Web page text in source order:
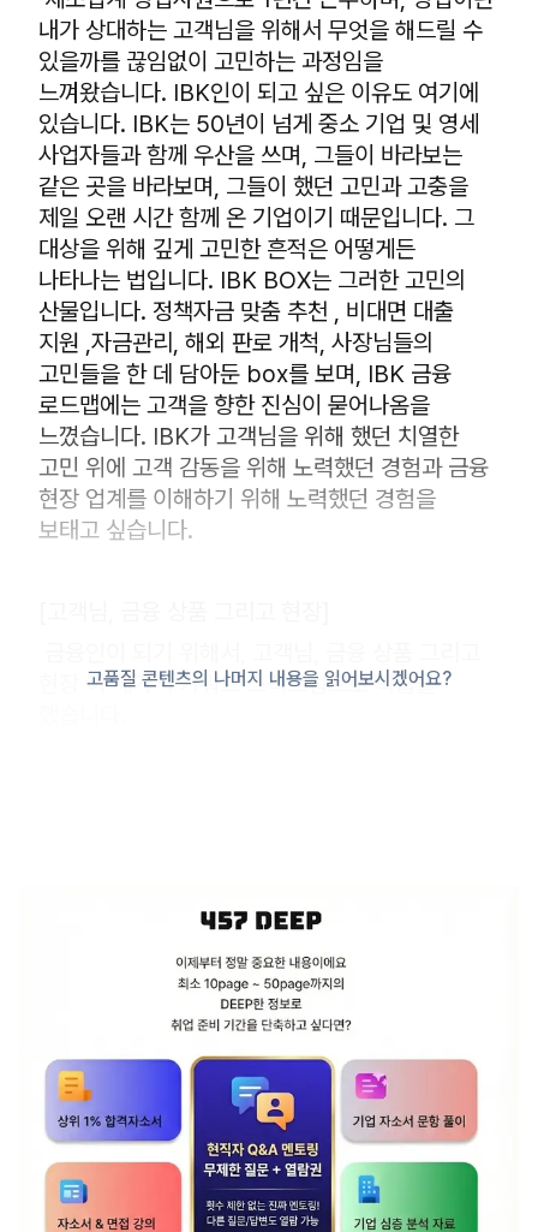
내가 상대하는 고객님을 위해서 무엇을 해드릴 수
있을까를 끊임없이 고민하는 과정임을
느껴왔습니다. IBK인이 되고 싶은 이유도 여기에
있습니다. IBK는 50년이 넘게 중소 기업 및 영세
사업자들과 함께 우산을 쓰며, 그들이 바라보는
같은 곳을 바라보며, 그들이 했던 고민과 고충을
제일 오랜 시간 함께 온 기업이기 때문입니다. 그
대상을 위해 깊게 고민한 흔적은 어떻게든
나타나는 법입니다. IBK BOX는 그러한 고민의
산물입니다. 정책자금 맞춤 추천 , 비대면 대출
지원 ,자금관리, 해외 판로 개척, 사장님들의
고민들을 한 데 담아둔 box를 보며, IBK 금융
로드맵에는 고객을 향한 진심이 묻어나옴을
느꼈습니다. IBK가 고객님을 위해 했던 치열한
고민 위에 고객 감동을 위해 노력했던 경험과 금융
현장 업계를 이해하기 위해 노력했던 경험을
보태고 싶습니다.
현장 이 세가지 키워드 스펙트럼으로 학습을
고품질 콘텐츠의 나머지 내용을 읽어보시겠어요?